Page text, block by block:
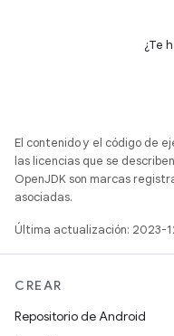
¿Te
El contenido y el código de
las licencias que se
OpenJDK son marcas
asociadas.
Última actualización: 2023-
CREAR
Repositorio de Android